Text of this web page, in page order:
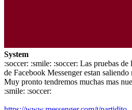
System
:soccer: :smile: :soccer: Las pruebas
de Facebook Messenger estan
Muy pronto tendremos muchas mas
:smile: :soccer: